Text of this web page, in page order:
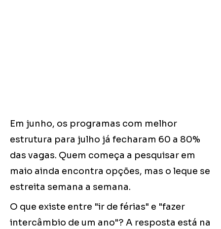
Em junho, os programas com melhor
estrutura para julho já fecharam 60 a 80%
das vagas. Quem começa a pesquisar em
maio ainda encontra opções, mas o leque se
estreita semana a semana.
O que existe entre "ir de férias" e "fazer
intercâmbio de um ano"? A resposta está na